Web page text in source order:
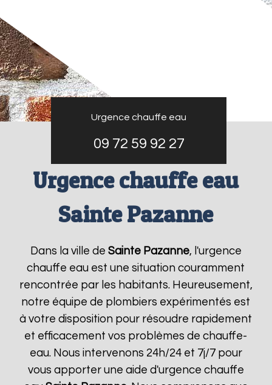
Urgence chauffe eau
09 72 59 92 27
Urgence chauffe eau
Sainte Pazanne
Dans la ville de Sainte Pazanne, l'urgence
chauffe eau est une situation couramment
rencontrée par les habitants. Heureusement,
notre équipe de plombiers expérimentés est
à votre disposition pour résoudre rapidement
et efficacement vos problèmes de chauffe-
eau. Nous intervenons 24h/24 et 7j/7 pour
vous apporter une aide d'urgence chauffe